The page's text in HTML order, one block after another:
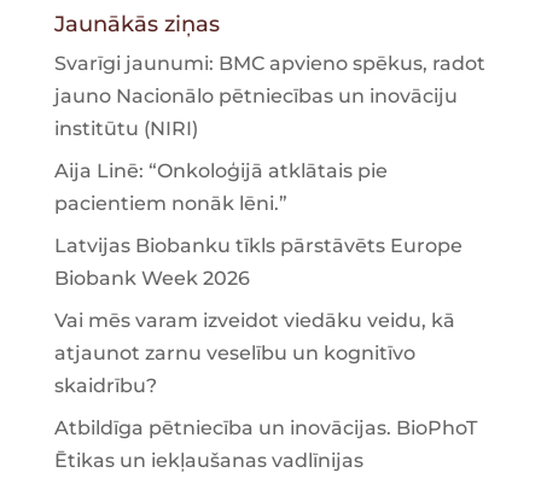
Jaunākās ziņas
Svarīgi jaunumi: BMC apvieno spēkus, radot
jauno Nacionālo pētniecības un inovāciju
institūtu (NIRI)
Aija Linē: “Onkoloģijā atklātais pie
pacientiem nonāk lēni.”
Latvijas Biobanku tīkls pārstāvēts Europe
Biobank Week 2026
Vai mēs varam izveidot viedāku veidu, kā
atjaunot zarnu veselību un kognitīvo
skaidrību?
Atbildīga pētniecība un inovācijas. BioPhoT
Ētikas un iekļaušanas vadlīnijas